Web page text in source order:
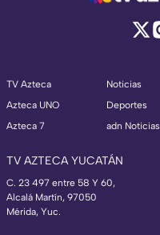
TV Azteca
Azteca UNO
Azteca 7
Noticias
Deportes
adn Noticias
TV AZTECA YUCATÁN
C. 23 497 entre 58 Y 60,
Alcalá Martín, 97050
Mérida, Yuc.